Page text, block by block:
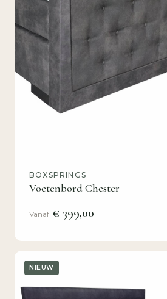
BOXSPRINGS
Voetenbord Chester
Vanaf € 399,00
NIEUW